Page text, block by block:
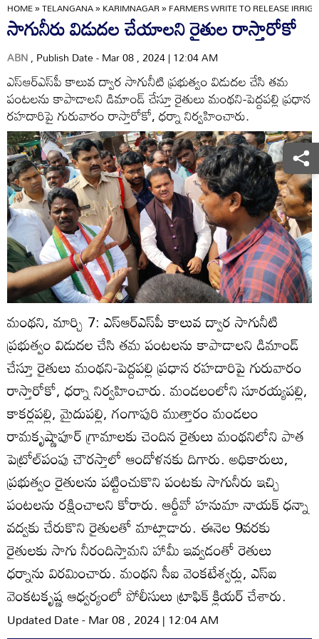
HOME»TELANGANA»KARIMNAGAR»FARMERS WRITE TO RELEASE
సాగునీరు విడుదల చేయాలని రైతుల రాస్తారోకో
ABN, Publish Date - Mar 08 , 2024 | 12:04 AM
ఎస్‌ఆర్‌ఎస్‌పీ కాలువ ద్వార సాగునీటి ప్రభుత్వం విడుదల చేసి తమ
పంటలను కాపాడాలని డిమాండ్‌ చేస్తూ రైతులు మంథని-పెద్దపల్లి ప్రధాన
రహదారిపై గురువారం రాస్తారోకో, ధర్నా నిర్వహించారు.
మంథని, మార్చి 7: ఎస్‌ఆర్‌ఎస్‌పీ కాలువ ద్వార సాగునీటి
ప్రభుత్వం విడుదల చేసి తమ పంటలను కాపాడాలని డిమాండ్‌
చేస్తూ రైతులు మంథని-పెద్దపల్లి ప్రధాన రహదారిపై గురువారం
రాస్తారోకో, ధర్నా నిర్వహించారు. మండలంలోని సూరయ్యపల్లి,
కాకర్లపల్లి, మైదుపల్లి, గంగాపురి ముత్తారం మండలం
రామకృష్ణాపూర్‌ గ్రామాలకు చెందిన రైతులు మంథనిలోని పాత
పెట్రోల్‌పంపు చౌరస్తాలో ఆందోళనకు దిగారు. అధికారులు,
ప్రభుత్వం రైతులను పట్టించుకొని పంటకు సాగునీరు ఇచ్చి
పంటలను రక్షించాలని కోరారు. ఆర్డీవో హనుమా నాయక్‌ ధన్నా
వద్వకు చేరుకొని రైతులతో మాట్లాడారు. ఈనెల 9వరకు
రైతులకు సాగు నీరందిస్తామని హామీ ఇవ్వడంతో రెతులు
ధర్నాను విరమించారు. మంథని సీఐ వెంకటేశ్వర్లు, ఎస్‌ఐ
వెంకటకృష్ణ ఆధ్వర్యంలో పోలీసులు ట్రాఫిక్‌ క్లియర్‌ చేశారు.
Updated Date - Mar 08 , 2024 | 12:04 AM